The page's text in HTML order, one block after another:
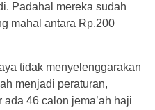
Padahal mereka sudah
mahal antara Rp.200
tidak menyelenggarakan
menjadi peraturan,
46 calon jema’ah haji